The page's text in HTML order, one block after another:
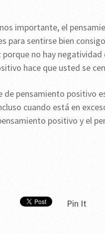
importante, el
para sentirse bien
porque no hay
hace que usted se
de pensamiento positivo
cuando está en
positivo y el
Pin It